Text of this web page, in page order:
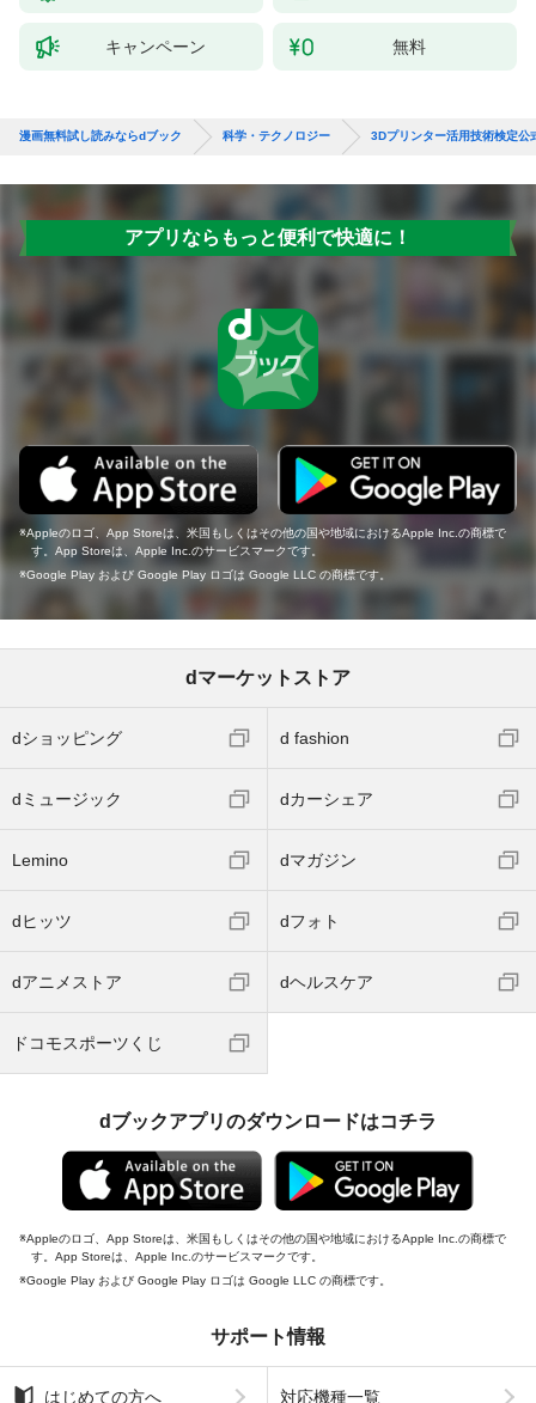
キャンペーン 無料
漫画無料試し読みならdブック 科学・テクノロジー 3Dプリンター活用技術検定公
アプリならもっと便利で快適に！
Appleのロゴ、App Storeは、米国もしくはその他の国や地域におけるApple Inc.の商標で
す。App Storeは、Apple Inc.のサービスマークです。
Google Play および Google Play ロゴは Google LLC の商標です。
dマーケットストア
dショッピング d fashion
dミュージック dカーシェア
Lemino dマガジン
dヒッツ dフォト
dアニメストア dヘルスケア
ドコモスポーツくじ
dブックアプリのダウンロードはコチラ
Appleのロゴ、App Storeは、米国もしくはその他の国や地域におけるApple Inc.の商標で
す。App Storeは、Apple Inc.のサービスマークです。
Google Play および Google Play ロゴは Google LLC の商標です。
サポート情報
はじめての方へ 対応機種一覧